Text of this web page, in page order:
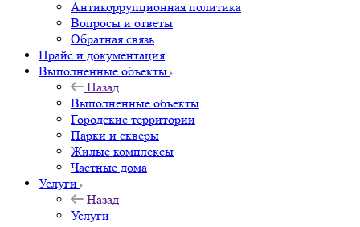
Антикоррупционная политика
Вопросы и ответы
Обратная связь
Прайс и документация
Выполненные объекты
Назад
Выполненные объекты
Городские территории
Парки и скверы
Жилые комплексы
Частные дома
Услуги
Назад
Услуги